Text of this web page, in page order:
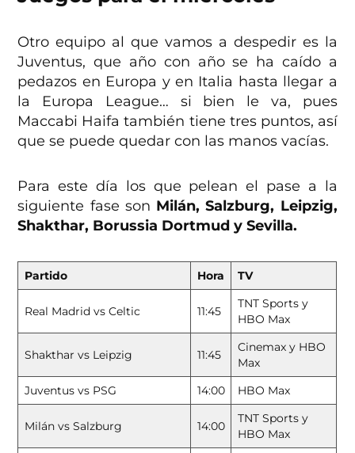
Otro equipo al que vamos a despedir es la
Juventus, que año con año se ha caído a
pedazos en Europa y en Italia hasta llegar a
la Europa League… si bien le va, pues
Maccabi Haifa también tiene tres puntos, así
que se puede quedar con las manos vacías.
Para este día los que pelean el pase a la
siguiente fase son Milán, Salzburg, Leipzig,
Shakthar, Borussia Dortmud y Sevilla.
Partido Hora TV
Real Madrid vs Celtic 11:45
TNT Sports y
HBO Max
Shakthar vs Leipzig 11:45
Cinemax y HBO
Max
Juventus vs PSG
14:00 HBO Max
Milán vs Salzburg 14:00
TNT Sports y
HBO Max